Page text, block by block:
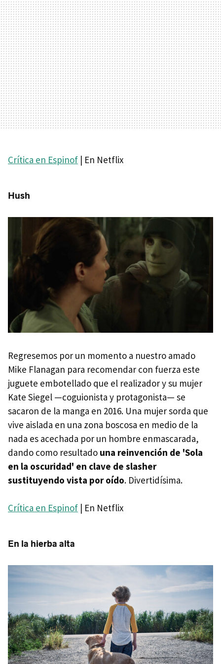
Crítica en Espinof | En Netflix
Hush
Regresemos por un momento a nuestro amado
Mike Flanagan para recomendar con fuerza este
juguete embotellado que el realizador y su mujer
Kate Siegel —coguionista y protagonista— se
sacaron de la manga en 2016. Una mujer sorda que
vive aislada en una zona boscosa en medio de la
nada es acechada por un hombre enmascarada,
dando como resultado una reinvención de 'Sola
en la oscuridad' en clave de slasher
sustituyendo vista por oído. Divertidísima.
Crítica en Espinof | En Netflix
En la hierba alta